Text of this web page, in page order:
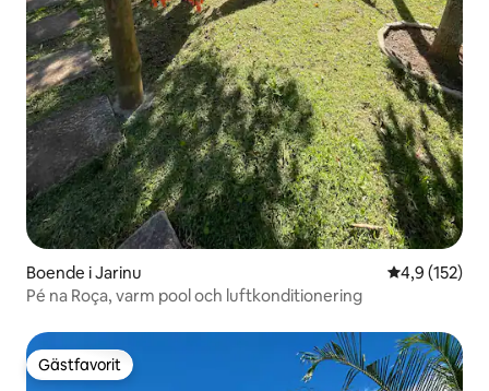
Boende i Jarinu 4,9 av 5 i
4,9 (152)
Pé na Roça, varm pool och luftkonditionering
Gästfavorit
Gästfavorit